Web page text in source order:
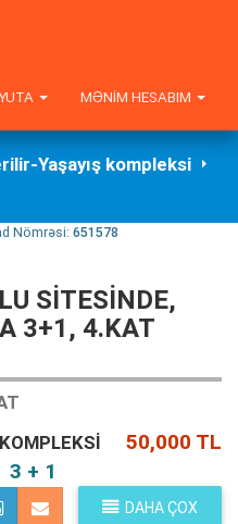
MƏNIM HESABIM
Yaşayış kompleksi
Nömrəsi: 651578
SITESINDE,
3+1, 4.KAT
50,000 TL
3 + 1
DAHA ÇOX